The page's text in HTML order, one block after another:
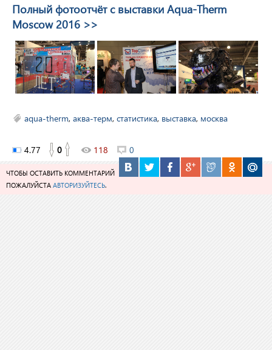
Полный фотоотчёт с выставки Aqua-Therm
Moscow 2016 >>
aqua-therm, аква-терм, статистика, выставка, москва
4.77 0 118 0
ЧТОБЫ ОСТАВИТЬ КОММЕНТАРИЙ
ПОЖАЛУЙСТА АВТОРИЗУЙТЕСЬ.